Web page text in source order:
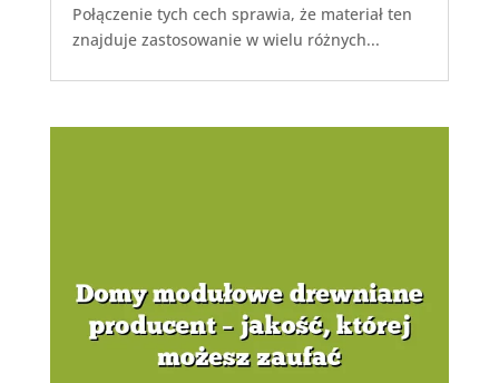
Połączenie tych cech sprawia, że materiał ten
znajduje zastosowanie w wielu różnych...